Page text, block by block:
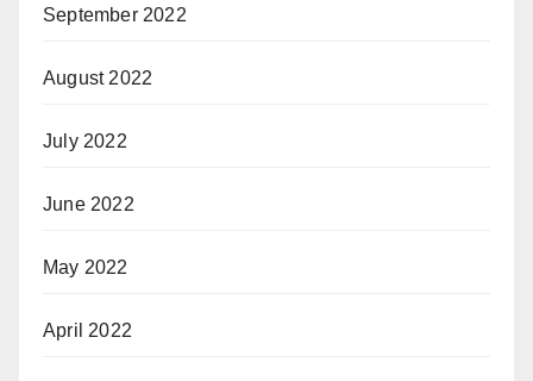
September 2022
August 2022
July 2022
June 2022
May 2022
April 2022